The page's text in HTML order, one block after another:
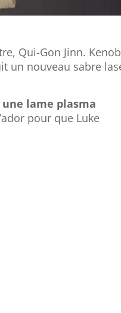
Qui-Gon Jinn.
un nouveau sabre
lame plasma
pour que Luke